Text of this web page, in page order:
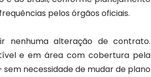
pelos órgãos oficiais.
nenhuma alteração de contrato.
e em área com cobertura pela
necessidade de mudar de plano